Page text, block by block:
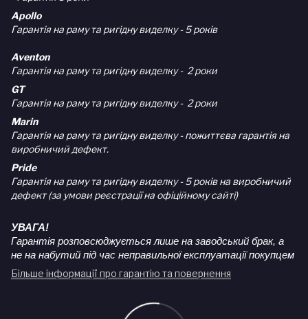
Apollo
Гарантія на раму та ригідну виделку - 5 років
Aventon
Гарантія на раму та ригідну виделку - 2 роки
GT
Гарантія на раму та ригідну виделку - 2 роки
Marin
Гарантія на раму та ригідну виделку - пожиттєва гарантія на
виробничий дефект.
Pride
Гарантія на раму та ригідну виделку - 5 років на виробничий
дефект (за умови реєстрації на офіційному сайті)
УВАГА!
Гарантія розповсюджується лише на заводський брак, а
не на набутий під час неправильної експлуатації покупцем
Більше інформації про гарантію та повернення